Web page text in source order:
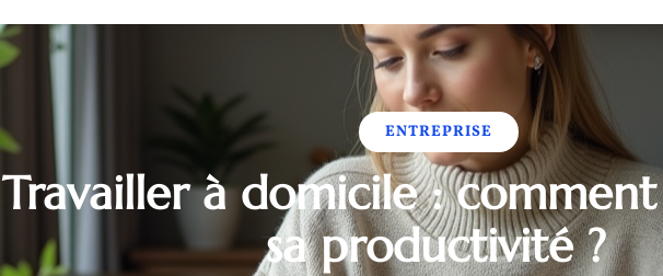
ENTREPRISE
Travailler à domicile :
sa productivité ?